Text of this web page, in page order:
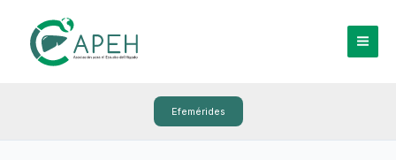
contenido
Efemérides